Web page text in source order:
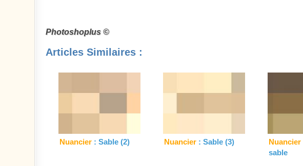
Photoshoplus ©
Articles Similaires :
Nuancier : Sable (2) Nuancier : Sable (3) Nuancier
sable